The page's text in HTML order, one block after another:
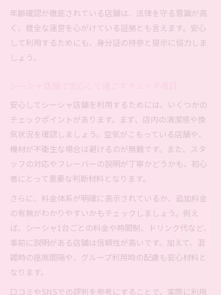
年齢確認が徹底されている店舗は、法律を守る意識が高
く、健全な運営を心がけている証拠とも言えます。安心
して利用するためにも、身分証の持参と提示に協力しま
しょう。
安心してシーシャ店舗を利用するためには、いくつかの
チェックポイントがあります。まず、店内の清潔感や換
気状況を確認しましょう。空気がこもっている店舗や、
機材が不衛生な場合は避けるのが無難です。また、スタ
ッフの対応やフレーバーの説明が丁寧かどうかも、初心
者にとって重要な判断材料となります。
さらに、料金体系が明確に表示されているか、追加料金
の有無がわかりやすいかもチェックしましょう。例え
ば、シーシャ1台ごとの料金や時間制、ドリンク代など、
事前に説明がある店舗は信頼性が高いです。加えて、混
雑時の座席間隔や、グループ利用時の配慮も安心材料と
なります。
口コミやSNSでの評判を参考にすることで、実際に利用